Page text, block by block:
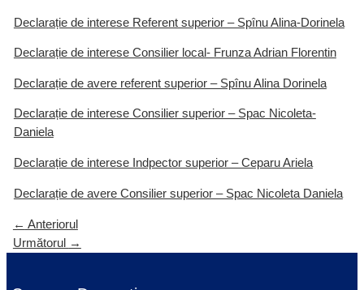
Declarație de interese Referent superior – Spînu Alina-Dorinela
Declarație de interese Consilier local- Frunza Adrian Florentin
Declarație de avere referent superior – Spînu Alina Dorinela
Declarație de interese Consilier superior – Spac Nicoleta-
Daniela
Declarație de interese Indpector superior – Ceparu Ariela
Declarație de avere Consilier superior – Spac Nicoleta Daniela
← Anteriorul
Următorul
→